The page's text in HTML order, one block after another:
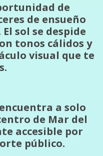
de
de ensueño
sol se despide
tonos cálidos y
visual que te
a solo
de Mar del
accesible por
público.